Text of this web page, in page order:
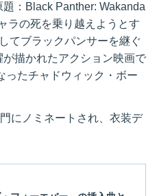
：Black Panther: Wakanda
ラの死を乗り越えようとす
てブラックパンサーを継ぐ
描かれたアクション映画で
ったチャドウィック・ボー
にノミネートされ、衣装デ